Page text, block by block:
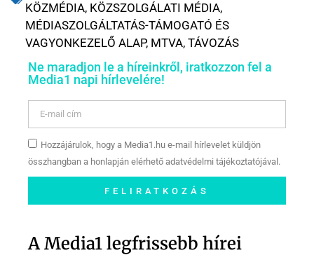
KÖZMÉDIA, KÖZSZOLGÁLATI MÉDIA,
MÉDIASZOLGÁLTATÁS-TÁMOGATÓ ÉS
VAGYONKEZELŐ ALAP, MTVA, TÁVOZÁS
Ne maradjon le a híreinkről, iratkozzon fel a
Media1 napi hírlevelére!
Hozzájárulok, hogy a Media1.hu e-mail hírlevelet küldjön
összhangban a honlapján elérhető adatvédelmi tájékoztatójával.
FELIRATKOZÁS
oldalunkon!
A Media1 legfrissebb hírei